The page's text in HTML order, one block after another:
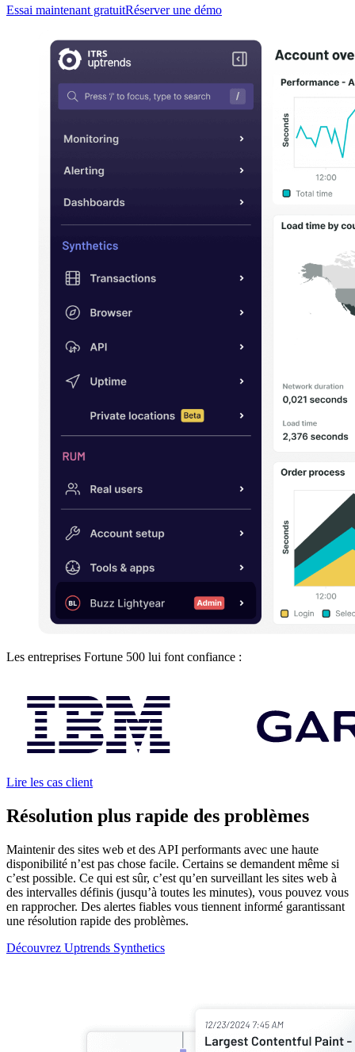
Essai maintenant gratuitRéserver une démo
Les entreprises Fortune 500 lui font confiance :
Lire les cas client
Résolution plus rapide des problèmes
Maintenir des sites web et des API performants avec une haute
disponibilité n’est pas chose facile. Certains se demandent même si
c’est possible. Ce qui est sûr, c’est qu’en surveillant les sites web à
des intervalles définis (jusqu’à toutes les minutes), vous pouvez vous
en rapprocher. Des alertes fiables vous tiennent informé garantissant
une résolution rapide des problèmes.
Découvrez Uptrends Synthetics